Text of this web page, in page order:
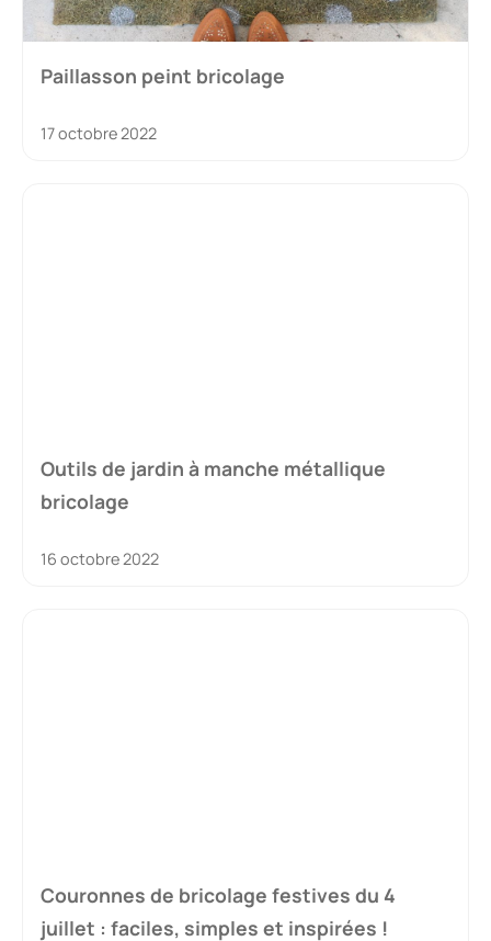
Paillasson peint bricolage
17 octobre 2022
Outils de jardin à manche métallique
bricolage
16 octobre 2022
Couronnes de bricolage festives du 4
juillet : faciles, simples et inspirées !